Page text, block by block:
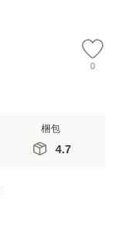
0
梱包
4.7